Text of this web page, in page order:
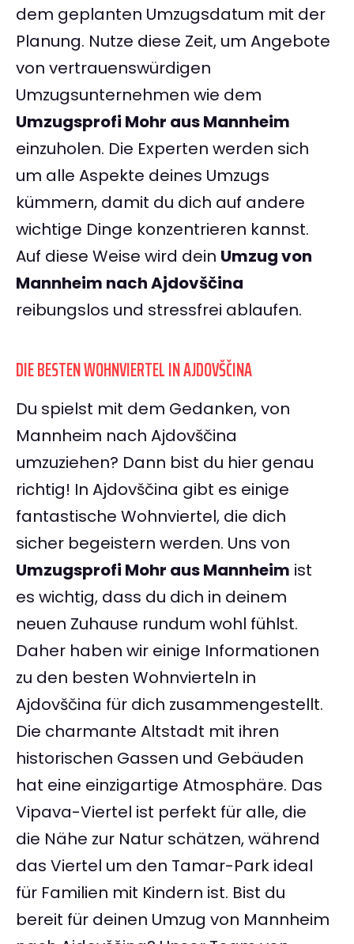
dem geplanten Umzugsdatum mit der
Planung. Nutze diese Zeit, um Angebote
von vertrauenswürdigen
Umzugsunternehmen wie dem
Umzugsprofi Mohr aus Mannheim
einzuholen. Die Experten werden sich
um alle Aspekte deines Umzugs
kümmern, damit du dich auf andere
wichtige Dinge konzentrieren kannst.
Auf diese Weise wird dein Umzug von
Mannheim nach Ajdovščina
reibungslos und stressfrei ablaufen.
DIE BESTEN WOHNVIERTEL IN AJDOVŠČINA
Du spielst mit dem Gedanken, von
Mannheim nach Ajdovščina
umzuziehen? Dann bist du hier genau
richtig! In Ajdovščina gibt es einige
fantastische Wohnviertel, die dich
sicher begeistern werden. Uns von
Umzugsprofi Mohr aus Mannheim ist
es wichtig, dass du dich in deinem
neuen Zuhause rundum wohl fühlst.
Daher haben wir einige Informationen
zu den besten Wohnvierteln in
Ajdovščina für dich zusammengestellt.
Die charmante Altstadt mit ihren
historischen Gassen und Gebäuden
hat eine einzigartige Atmosphäre. Das
Vipava-Viertel ist perfekt für alle, die
die Nähe zur Natur schätzen, während
das Viertel um den Tamar-Park ideal
für Familien mit Kindern ist. Bist du
bereit für deinen Umzug von Mannheim